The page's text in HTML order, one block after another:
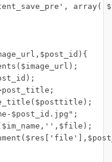
array(
$post_id.jpg";